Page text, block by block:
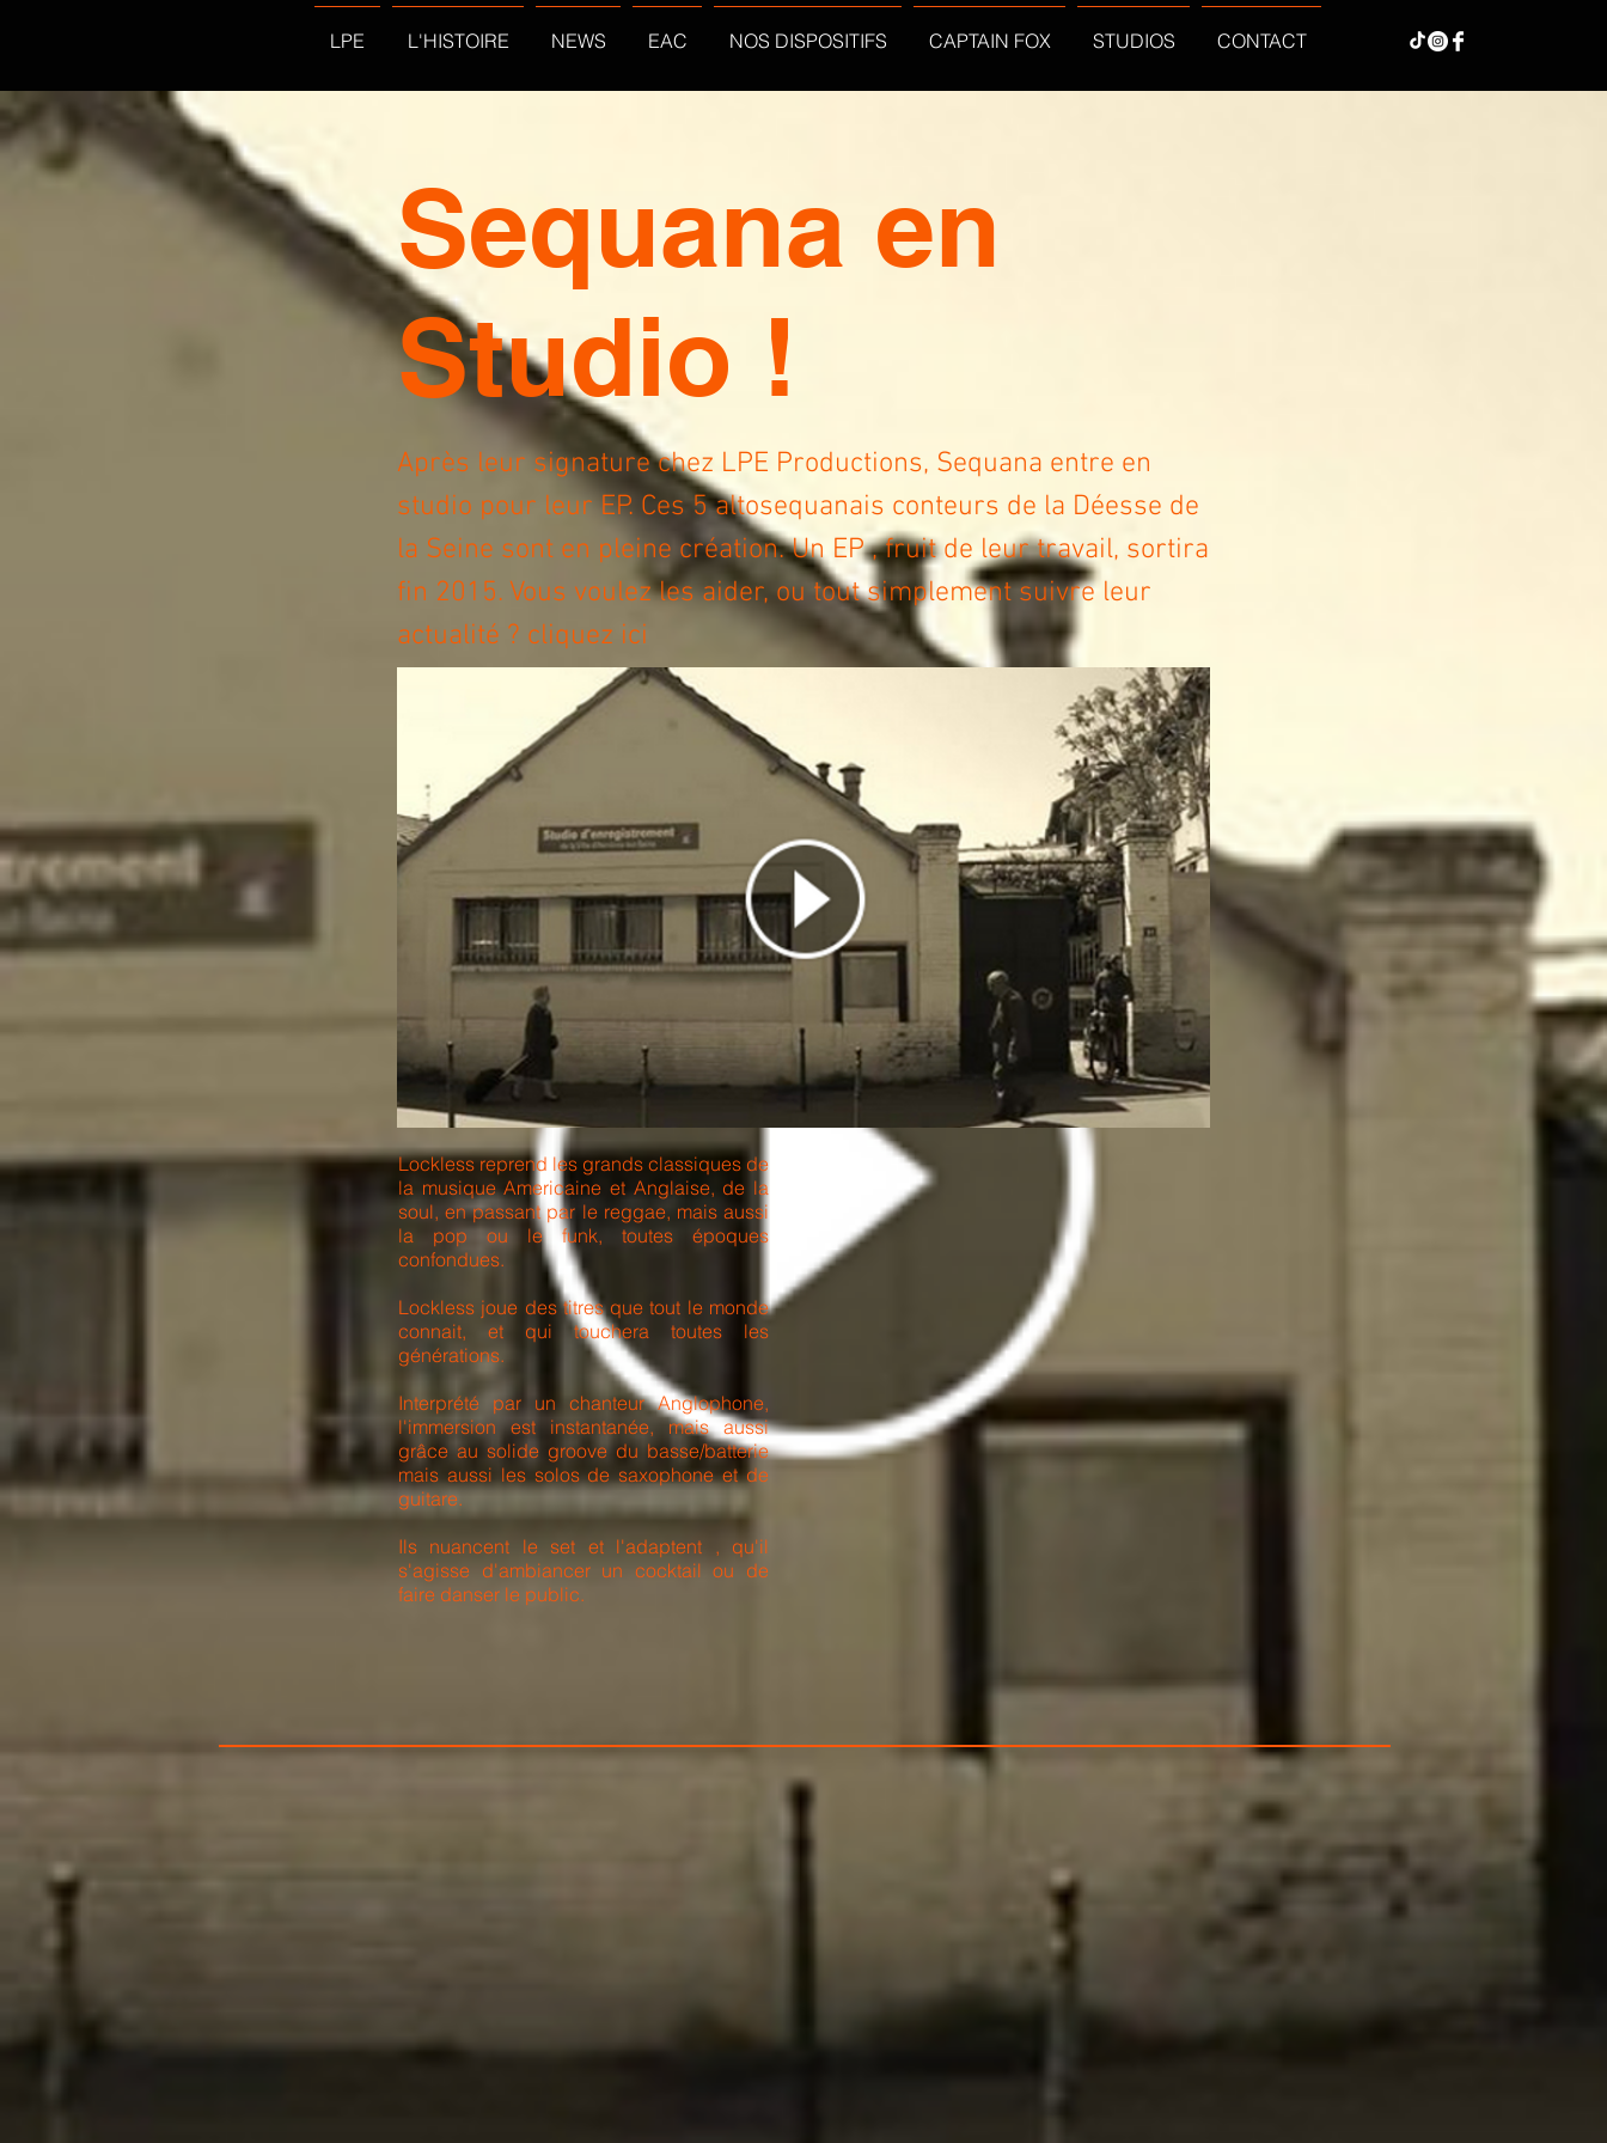
LPE L'HISTOIRE NEWS EAC NOS DISPOSITIFS CAPTAIN FOX STUDIOS CONTACT
Sequana en
Studio !
Après leur signature chez LPE Productions, Sequana entre en
studio pour leur EP. Ces 5 altosequanais conteurs de la Déesse de
la Seine sont en pleine création. Un EP , fruit de leur travail, sortira
fin 2015. Vous voulez les aider, ou tout simplement suivre leur
actualité ? cliquez ici
Lockless reprend les grands classiques de
la musique Americaine et Anglaise, de la
soul, en passant par le reggae, mais aussi
la pop ou le funk, toutes époques
confondues.
Lockless joue des titres que tout le monde
connait, et qui touchera toutes les
générations.
Interprété par un chanteur Anglophone,
l'immersion est instantanée, mais aussi
grâce au solide groove du basse/batterie
mais aussi les solos de saxophone et de
guitare.
Ils nuancent le set et l'adaptent , qu'il
s'agisse d'ambiancer un cocktail ou de
faire danser le public.